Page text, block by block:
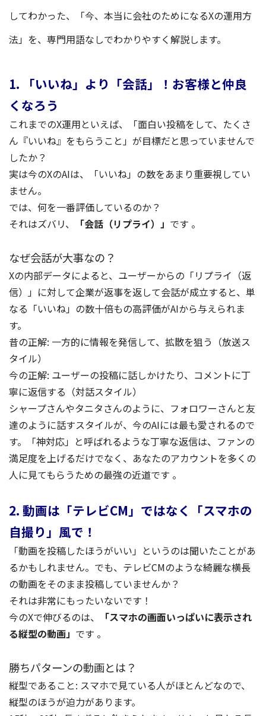
してわかった、「今、本当に会社のためになるXの運用方
法」を、専門用語なしでわかりやすく解説します。
1. 「いいね」より「会話」！お客様と仲良
くなろう
これまでのX運用といえば、「面白い投稿をして、たくさ
ん『いいね』をもらうこと」が目標だと思っていませんで
したか？
実は今のXのAIは、「いいね」の数をあまり重要視してい
ません。
では、何を一番評価しているのか？
それはズバリ、
「会話（リプライ）」 です 。
なぜ会話が大事なの？
Xの内部データによると、ユーザーからの「リプライ（返
信）」に対して企業が返事を返して会話が成立すると、単
なる「いいね」の数十倍もの高評価がAIから与えられま
す。
昔の正解: 一方的に情報を発信して、拡散を狙う（放送ス
タイル）
今の正解: ユーザーの投稿に話しかけたり、コメントに丁
寧に返信する（対話スタイル）
シャープさんやタニタさんのように、フォロワーさんと友
達のように話すスタイルが、今のAIには最も愛されるので
す。「神対応」と呼ばれるような丁寧な返信は、ファンの
満足度を上げるだけでなく、あなたのアカウントを多くの
人に見てもらうための最強の近道です 。
2. 動画は「テレビCM」ではなく「スマホの
自撮り」風で！
「動画を投稿したほうがいい」というのは聞いたことがあ
るかもしれません。でも、テレビCMのような綺麗な横長
の動画をそのまま投稿していませんか？
それは非常にもったいないです！
今のXで伸びるのは、
「スマホの画面いっぱいに表示され
る縦型の動画」 です 。
勝ちパターンの動画とは？
縦型であること: スマホで見ている人がほとんどなので、
縦型のほうが迫力があります。